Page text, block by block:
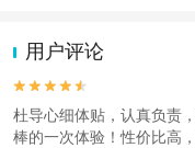
本产品由青岛驿路同行国际旅
际旅行社有限公司，具体的旅
动（如跳伞、潜水、滑雪
2.为普及旅游安全知识及
特制定《去哪儿网旅游安全
用户评论


杜导心细体贴，认真负责
棒的一次体验！性价比高